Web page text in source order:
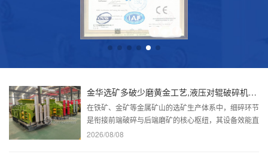
金华选矿多破少磨黄金工艺,液压对辊破碎机如何解决铁矿石细碎高能耗难题!
在铁矿、金矿等金属矿山的选矿生产体系中，细碎环节
是衔接前端破碎与后端磨矿的核心枢纽，其设备效能直
接决定整条生产线的能耗水平、运维成本与金属回收
2026/08/08